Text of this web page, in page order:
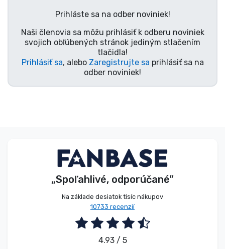
Prihláste sa na odber noviniek!
Naši členovia sa môžu prihlásiť k odberu noviniek
svojich obľúbených stránok jediným stlačením
tlačidla!
Prihlásiť sa, alebo Zaregistrujte sa prihlásiť sa na
odber noviniek!
„Spoľahlivé, odporúčané”
Na základe desiatok tisíc nákupov
10733 recenzií
4.93 / 5
Značky